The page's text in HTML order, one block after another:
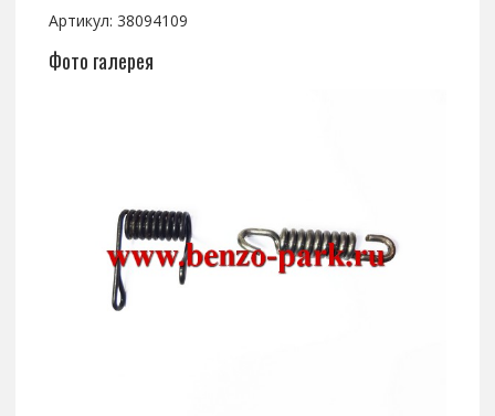
Артикул: 38094109
Фото галерея